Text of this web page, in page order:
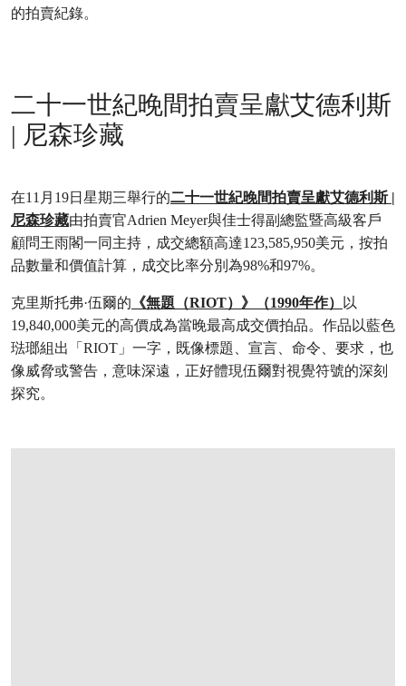
的拍賣紀錄。
二十一世紀晚間拍賣呈獻艾德利斯
| 尼森珍藏
在11月19日星期三舉行的二十一世紀晚間拍賣呈獻艾德利斯 |
尼森珍藏由拍賣官Adrien Meyer與佳士得副總監暨高級客戶
顧問王雨閣一同主持，成交總額高達123,585,950美元，按拍
品數量和價值計算，成交比率分別為98%和97%。
克里斯托弗·伍爾的 《無題（RIOT）》（1990年作）
以
19,840,000美元的高價成為當晚最高成交價拍品。作品以藍色
琺瑯組出「RIOT」一字，既像標題、宣言、命令、要求，也
像威脅或警告，意味深遠，正好體現伍爾對視覺符號的深刻
探究。